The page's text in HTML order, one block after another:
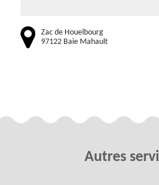
Zac de Houelbourg
97122 Baie Mahault
Autres